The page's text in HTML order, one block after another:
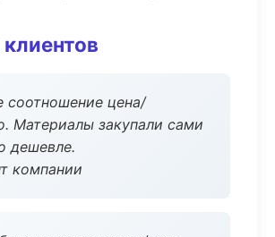
соотношение цена/
Материалы закупали сами
дешевле.
компании